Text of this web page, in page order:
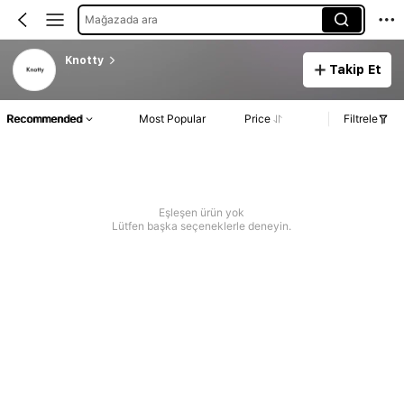
Mağazada ara
Knotty
Takip Et
Recommended Most Popular Price Filtrele
Eşleşen ürün yok
Lütfen başka seçeneklerle deneyin.